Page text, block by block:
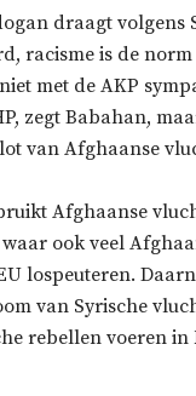
draagt volgens
racisme is de
met de AKP
zegt Babahan,
van Afghaanse
Afghaanse
ook veel
lospeuteren.
van Syrische
rebellen voeren in